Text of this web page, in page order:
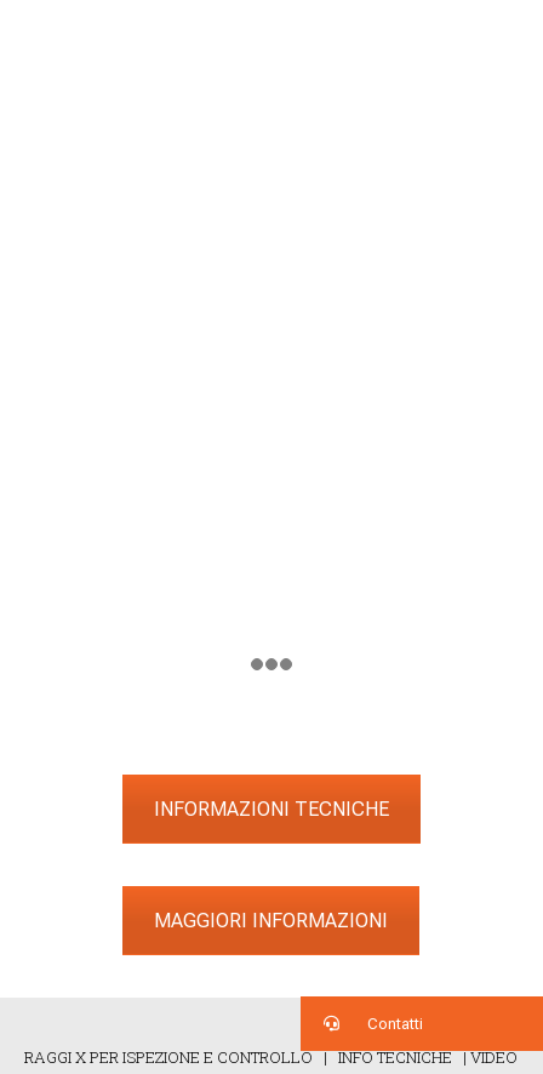
INFORMAZIONI TECNICHE
MAGGIORI INFORMAZIONI
RAGGI X PER ISPEZIONE E CONTROLLO|INFO TECNICHE|VIDEO
Contatti